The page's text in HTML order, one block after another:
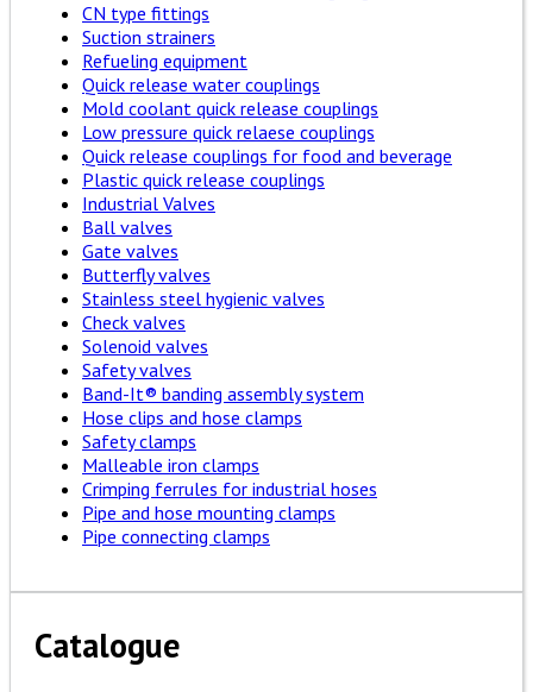
CN type fittings
Suction strainers
Refueling equipment
Quick release water couplings
Mold coolant quick release couplings
Low pressure quick relaese couplings
Quick release couplings for food and beverage
Plastic quick release couplings
Industrial Valves
Ball valves
Gate valves
Butterfly valves
Stainless steel hygienic valves
Check valves
Solenoid valves
Safety valves
Band-It® banding assembly system
Hose clips and hose clamps
Safety clamps
Malleable iron clamps
Crimping ferrules for industrial hoses
Pipe and hose mounting clamps
Pipe connecting clamps
Catalogue